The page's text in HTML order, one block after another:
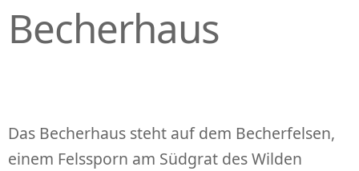
Becherhaus
Das Becherhaus steht auf dem Becherfelsen,
einem Felssporn am Südgrat des Wilden